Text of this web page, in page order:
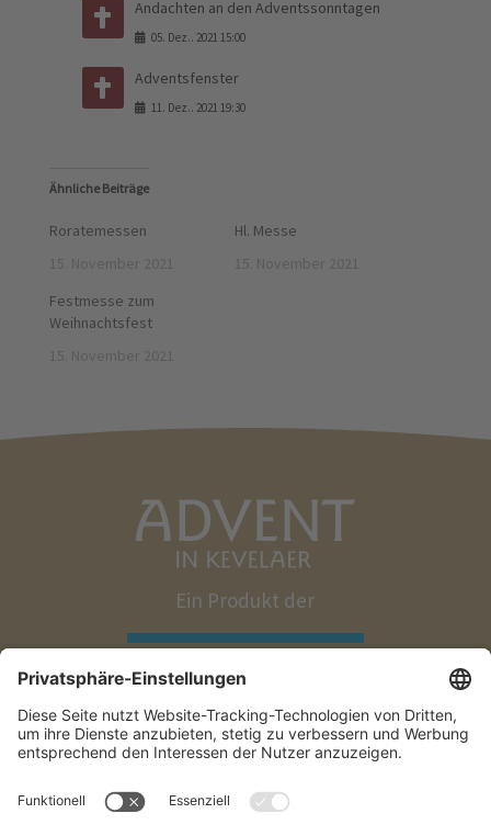
Andachten an den Adventssonntagen
05. Dez.. 2021 15:00
Adventsfenster
11. Dez.. 2021 19:30
Ähnliche Beiträge
Roratemessen
Hl. Messe
Festmesse zum
Weihnachtsfest
Ein Produkt der
Datenschutz